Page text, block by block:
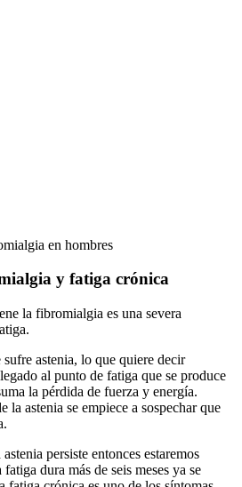
en hombres
y fatiga crónica
la fibromialgia es una severa
astenia, lo que quiere decir
al punto de fatiga que se produce
la pérdida de fuerza y energía.
la astenia se empiece a sospechar que
persiste entonces estaremos
dura más de seis meses ya se